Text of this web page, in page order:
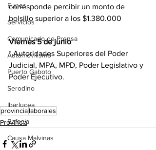
Funes
Servicios
Comunicado de Prensa
Automovilismo
Puerto Gaboto
Serodino
Ibarlucea
Rafaela
Causa Malvinas
corresponde percibir un monto de
bolsillo superior a los $1.380.000
Viernes 5 de junio
* Autoridades Superiores del Poder
Judicial, MPA, MPD, Poder Legislativo y
Poder Ejecutivo.
provincialaborales
Provincia